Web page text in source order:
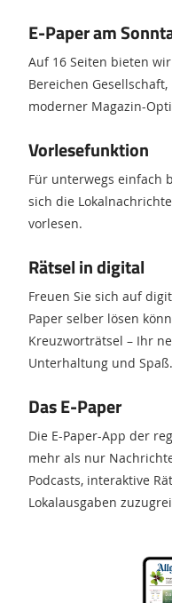
E-Paper am
Auf 16 Seiten bieten
Bereichen
moderner Magazin-
Vorlesefunktion
Für unterwegs einfach
sich die
vorlesen.
Rätsel in digital
Freuen Sie sich auf
Paper selber lösen
Kreuzworträtsel – Ihr
Unterhaltung und Spaß.
Das E-Paper
Die E-Paper-App der
mehr als nur
Podcasts, interaktive
Lokalausgaben